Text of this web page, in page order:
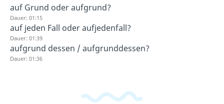
auf Grund oder aufgrund?
Dauer: 01:15
auf jeden Fall oder aufjedenfall?
Dauer: 01:39
aufgrund dessen / aufgrunddessen?
Dauer: 01:36